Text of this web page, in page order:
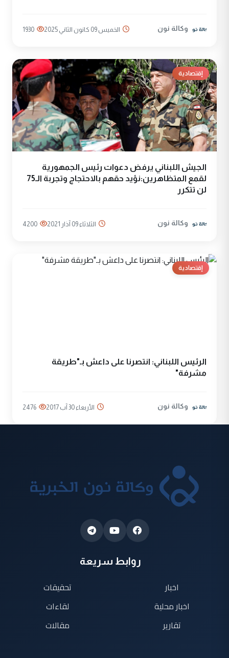
وكالة نون الخميس 09 كانون الثاني 2025 1930
إقتصادية
الجيش اللبناني يرفض دعوات رئيس الجمهورية
لقمع المتظاهرين:نؤيد حقهم بالاحتجاج وتجربة الـ75
لن تتكرر
وكالة نون الثلاثاء 09 آذار 2021 4200
إقتصادية
الرئيس اللبناني: انتصرنا على داعش بـ"طريقة
مشرفة"
وكالة نون الأربعاء 30 آب 2017 2476
روابط سريعة
اخبار
اخبار محلية
تقارير
تحقيقات
لقاءات
مقالات